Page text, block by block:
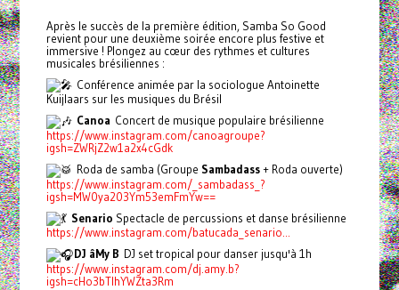
Après le succès de la première édition, Samba So Good
revient pour une deuxième soirée encore plus festive et
immersive ! Plongez au cœur des rythmes et cultures
musicales brésiliennes :
Conférence animée par la sociologue Antoinette
Kuijlaars sur les musiques du Brésil
Canoa Concert de musique populaire brésilienne
https://www.instagram.com/canoagroupe?
igsh=ZWRjZ2w1a2x4cGdk
Roda de samba (Groupe Sambadass+ Roda ouverte)
https://www.instagram.com/_sambadass_?
igsh=MW0ya203Ym53emFmYw==
Senario Spectacle de percussions et danse brésilienne
https://www.instagram.com/batucada_senario...
DJ âMy B DJ set tropical pour danser jusqu'à 1h
https://www.instagram.com/dj.amy.b?
igsh=cHo3bTlhYWZta3Rm